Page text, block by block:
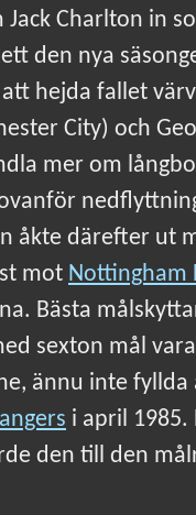
Charlton in
den nya
hejda fallet
City) och
mer om
åkte därefter ut
mot Nottingham
Bästa
sexton mål
ännu inte
i april
den till den